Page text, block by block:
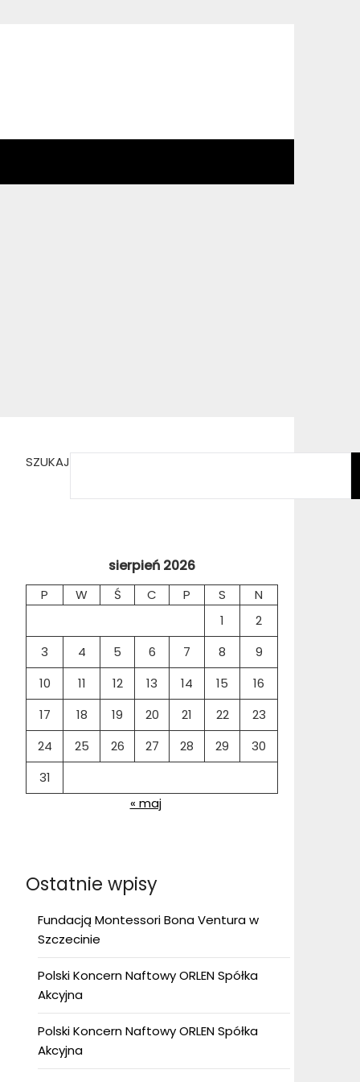
SZUKAJ
sierpień 2026
P W Ś C P S
N
1
2
3
4 5 6 7 8
9
10
11 12 13 14 15
16
17
18 19 20 21 22
23
24
25 26 27 28 29
30
31
« maj
Ostatnie wpisy
Fundacją Montessori Bona Ventura w
Szczecinie
Polski Koncern Naftowy ORLEN Spółka
Akcyjna
Polski Koncern Naftowy ORLEN Spółka
Akcyjna